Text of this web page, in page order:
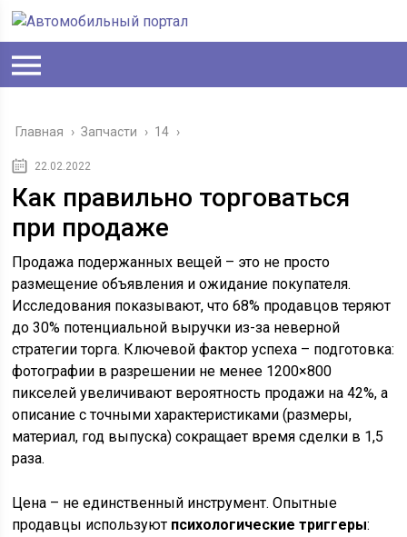
Главная › Запчасти › 14 ›
22.02.2022
Как правильно торговаться
при продаже
Продажа подержанных вещей – это не просто
размещение объявления и ожидание покупателя.
Исследования показывают, что 68% продавцов теряют
до 30% потенциальной выручки из-за неверной
стратегии торга. Ключевой фактор успеха – подготовка:
фотографии в разрешении не менее 1200×800
пикселей увеличивают вероятность продажи на 42%, а
описание с точными характеристиками (размеры,
материал, год выпуска) сокращает время сделки в 1,5
раза.
Цена – не единственный инструмент. Опытные
продавцы используют психологические триггеры: